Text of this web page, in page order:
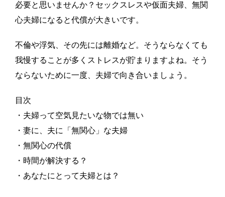
必要と思いませんか？セックスレスや仮面夫婦、無関
心夫婦になると代償が大きいです。
不倫や浮気、その先には離婚など。そうならなくても
我慢することが多くストレスが貯まりますよね。そう
ならないために一度、夫婦で向き合いましょう。
目次
・夫婦って空気見たいな物では無い
・妻に、夫に「無関心」な夫婦
・無関心の代償
・時間が解決する？
・あなたにとって夫婦とは？